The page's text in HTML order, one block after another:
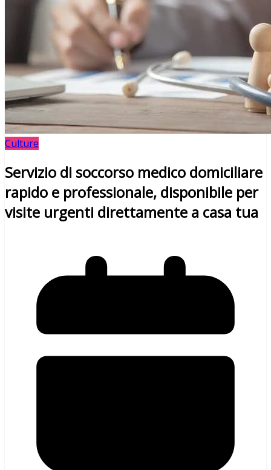
Culture
Servizio di soccorso medico domiciliare
rapido e professionale, disponibile per
visite urgenti direttamente a casa tua